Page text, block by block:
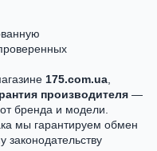
175.com.ua
производителя —
бренда и модели.
мы гарантируем обмен
законодательству